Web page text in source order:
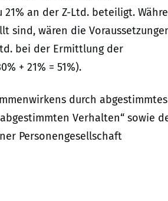
an der Z-Ltd. beteiligt.
sind, wären die
bei der Ermittlung der
+ 21% = 51%).
durch abgestimmtes
Verhalten“ sowie
Personengesellschaft